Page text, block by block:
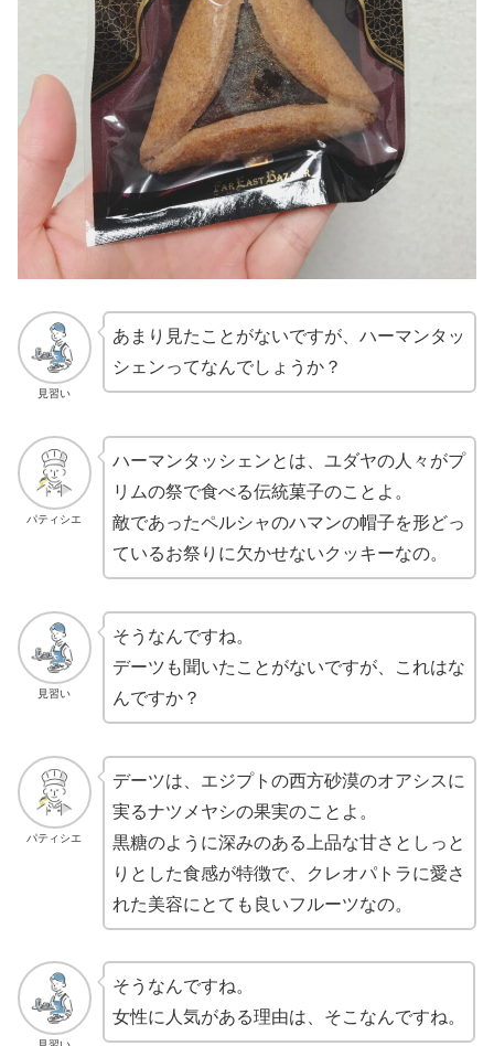
見習い
あまり見たことがないですが、ハーマンタッ
シェンってなんでしょうか？
パティシエ
ハーマンタッシェンとは、ユダヤの人々がプ
リムの祭で食べる伝統菓子のことよ。
敵であったペルシャのハマンの帽子を形どっ
ているお祭りに欠かせないクッキーなの。
見習い
そうなんですね。
デーツも聞いたことがないですが、これはな
んですか？
パティシエ
デーツは、エジプトの西方砂漠のオアシスに
実るナツメヤシの果実のことよ。
黒糖のように深みのある上品な甘さとしっと
りとした食感が特徴で、クレオパトラに愛さ
れた美容にとても良いフルーツなの。
そうなんですね。
女性に人気がある理由は、そこなんですね。